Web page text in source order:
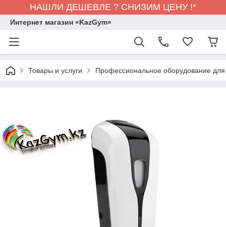
НАШЛИ ДЕШЕВЛЕ ? СНИЗИМ ЦЕНУ !*
Интернет магазин «KazGym»
Товары и услуги Профессиональное оборудование